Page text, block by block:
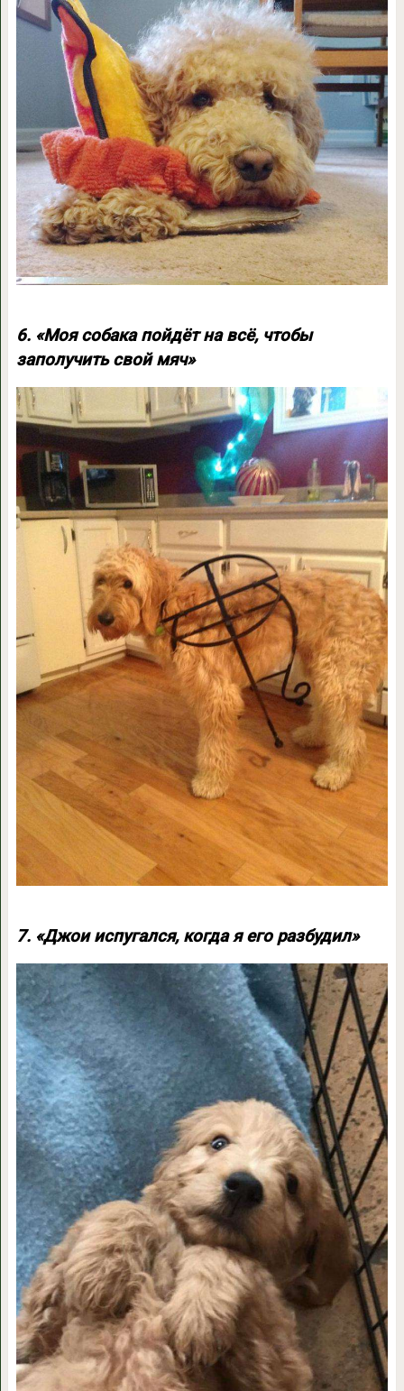
6. «Моя собака пойдёт на всё, чтобы
заполучить свой мяч»
7. «Джои испугался, когда я его разбудил»